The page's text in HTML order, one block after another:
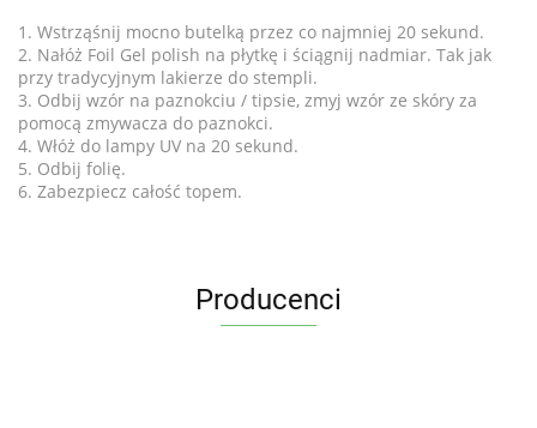
1. Wstrząśnij mocno butelką przez co najmniej 20 sekund.
2. Nałóż Foil Gel polish na płytkę i ściągnij nadmiar. Tak jak
przy tradycyjnym lakierze do stempli.
3. Odbij wzór na paznokciu / tipsie, zmyj wzór ze skóry za
pomocą zmywacza do paznokci.
4. Włóż do lampy UV na 20 sekund.
5. Odbij folię.
6. Zabezpiecz całość topem.
Producenci